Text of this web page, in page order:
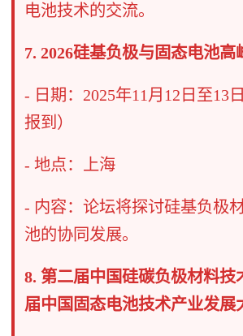
电池技术的交流。
7. 2026硅基负极与固态电池高
- 日期：2025年11月12日至13
报到）
- 地点：上海
- 内容：论坛将探讨硅基负极
池的协同发展。
8. 第二届中国硅碳负极材料技
届中国固态电池技术产业发展